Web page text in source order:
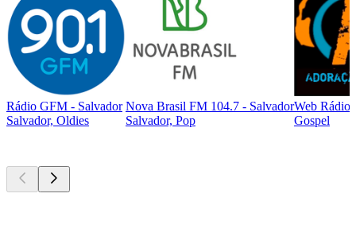
Rádio GFM - Salvador
Salvador, Oldies
Nova Brasil FM 104.7 - Salvador
Salvador, Pop
Web Rádio
Gospel